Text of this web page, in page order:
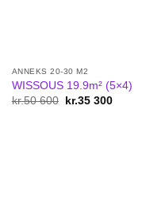
ANNEKS 20-30 M2
WISSOUS 19.9m² (5×4)
kr.50 600
Original
kr.35 300Current